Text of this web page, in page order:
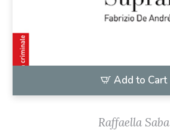
Add to Cart
Raffaella Saba